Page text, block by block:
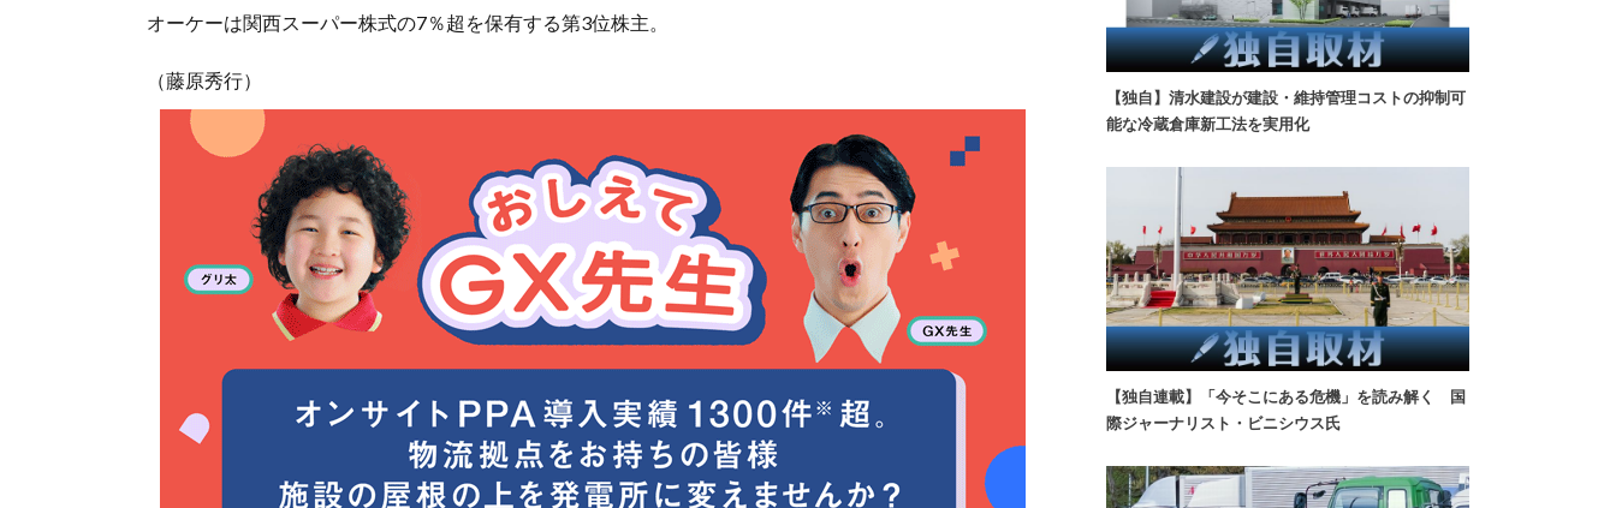
オーケーは関西スーパー株式の7％超を保有する第3位株主。
（藤原秀行）
【独自】清水建設が建設・維持管理コストの抑制可
能な冷蔵倉庫新工法を実用化
【独自連載】「今そこにある危機」を読み解く 国
際ジャーナリスト・ビニシウス氏